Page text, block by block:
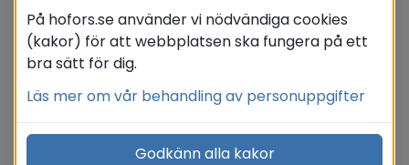
Start
Translate
På hofors.se använder vi nödvändiga cookies
(kakor) för att webbplatsen ska fungera på ett
bra sätt för dig.
Läs mer om vår behandling av personuppgifter
Godkänn alla kakor